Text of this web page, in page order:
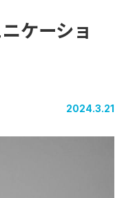
ケーショ
2024.3.21